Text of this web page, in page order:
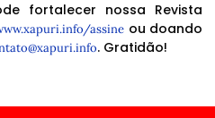
fortalecer nossa Revista
assine ou doando
. Gratidão!